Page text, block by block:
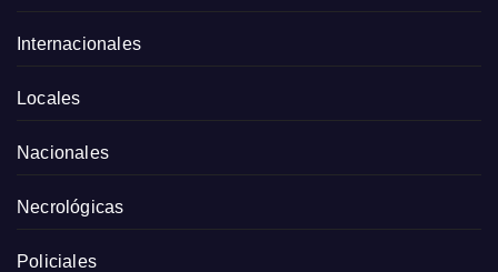
Internacionales
Locales
Nacionales
Necrológicas
Policiales